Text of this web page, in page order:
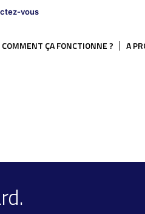
vous
COMMENT ÇA FONCTIONNE ? A